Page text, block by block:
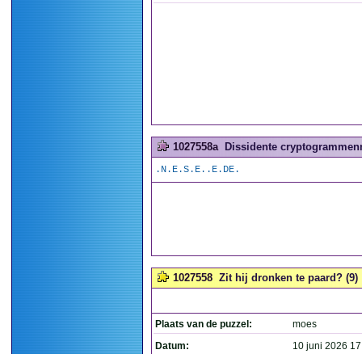
1027558a Dissidente
.N.E.S.E..E.DE.
1027558 Zit hij dronken te paard? (9)
Plaats van de puzzel:
moes
Datum:
10 juni 2026